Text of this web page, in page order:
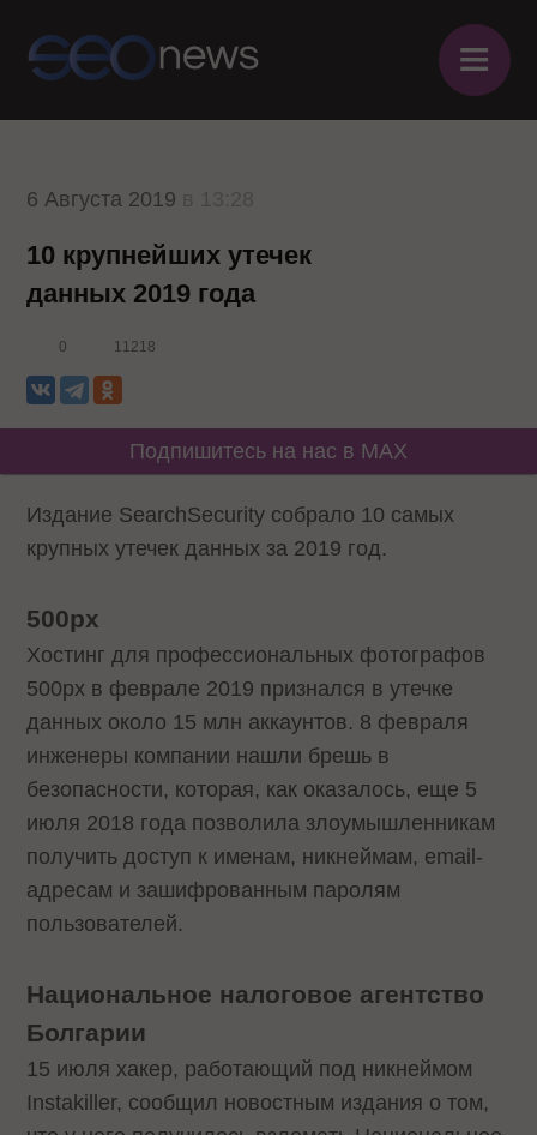
≡
6 Августа 2019
10 крупнейших утечек
данных 2019 года
0 11218
Подпишитесь на нас в MAX
Издание SearchSecurity собрало 10 самых
крупных утечек данных за 2019 год.
500px
Хостинг для профессиональных фотографов
500px в феврале 2019 признался в утечке
данных около 15 млн аккаунтов. 8 февраля
инженеры компании нашли брешь в
безопасности, которая, как оказалось, еще 5
июля 2018 года позволила злоумышленникам
получить доступ к именам, никнеймам, email-
адресам и зашифрованным паролям
пользователей.
Национальное налоговое агентство
Болгарии
15 июля хакер, работающий под никнеймом
Instakiller, сообщил новостным издания о том,